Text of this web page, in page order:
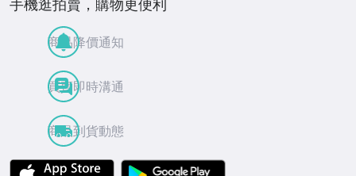
手機逛拍賣，購物更便利
商品降價通知
買賣即時溝通
商品到貨動態
APP Store